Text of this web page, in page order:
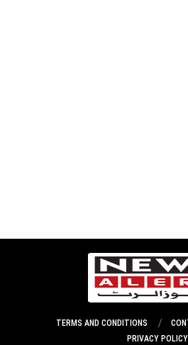
TERMS AND CONDITIONS
PRIVACY POLICY